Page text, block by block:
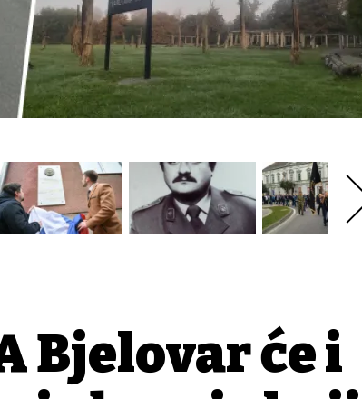
Bjelovar će i